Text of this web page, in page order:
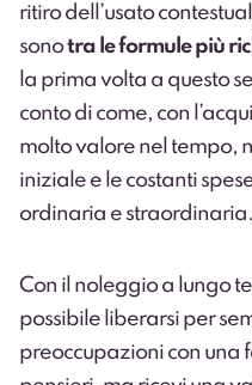
ritiro dell’usato
sonotra le formule più
la prima volta a questo
conto di come, con
molto valore nel tempo,
iniziale e le costanti
ordinaria e straordinaria.
Con il noleggio a lungo
possibile liberarsi per
preoccupazioni con una